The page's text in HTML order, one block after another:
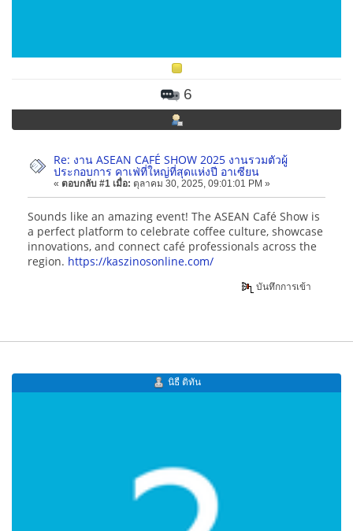
6
Re: งาน ASEAN CAFÉ SHOW 2025 งานรวมตัวผู้
ประกอบการ คาเฟ่ที่ใหญ่ที่สุดแห่งปี อาเซียน
« ตอบกลับ #1 เมื่อ: ตุลาคม 30, 2025, 09:01:01 PM »
Sounds like an amazing event! The ASEAN Café Show is
a perfect platform to celebrate coffee culture, showcase
innovations, and connect café professionals across the
region. https://kaszinosonline.com/
บันทึกการเข้า
นิธื ติทัน